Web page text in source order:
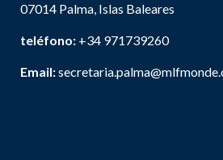
07014 Palma, Islas Baleares
teléfono: +34 971739260
Email: